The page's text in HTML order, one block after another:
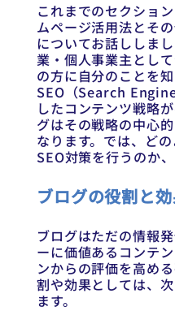
これまでのセクショ
ムページ活用法とそ
についてお話ししま
業・個人事業主とし
の方に自分のことを
SEO（Search
したコンテンツ戦略
グはその戦略の中心
なります。では、ど
SEO対策を行うのか
ブログの役割と
ブログはただの情報
ーに価値あるコンテ
ンからの評価を高め
割や効果としては、
ます。